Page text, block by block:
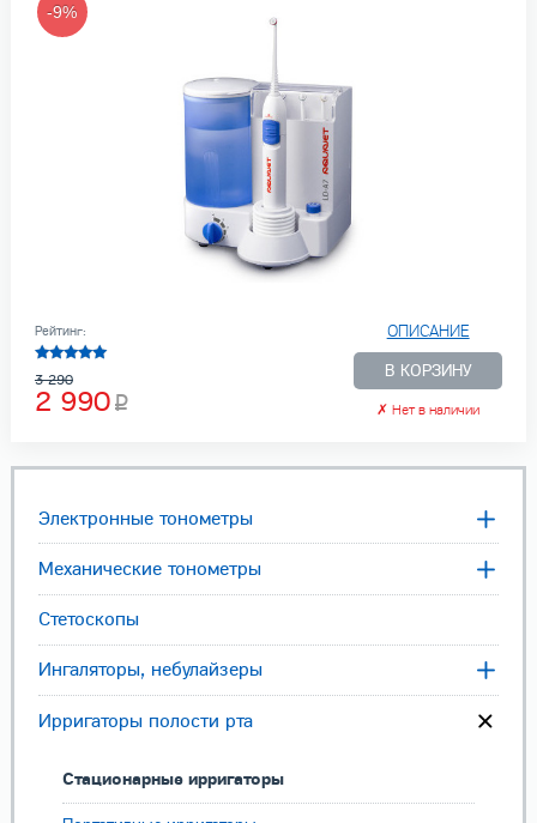
Электронные тонометры
Механические тонометры
Стетоскопы
Ингаляторы, небулайзеры
Ирригаторы полости рта
Стационарные ирригаторы
-9%
ОПИСАНИЕ
В КОРЗИНУ
✗ Нет в наличии
Рейтинг:
3 290
2 990